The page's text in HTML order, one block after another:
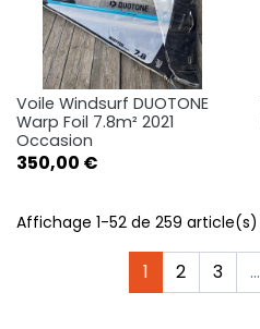
Voile Windsurf DUOTONE
Warp Foil 7.8m² 2021
Occasion
Prix
350,00 €
Affichage 1-52 de 259 article(s)
1 2 3 …